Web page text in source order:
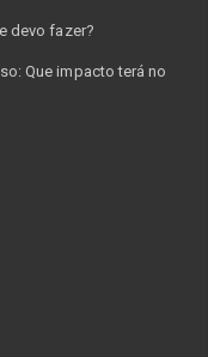
devo fazer?
Que impacto terá no